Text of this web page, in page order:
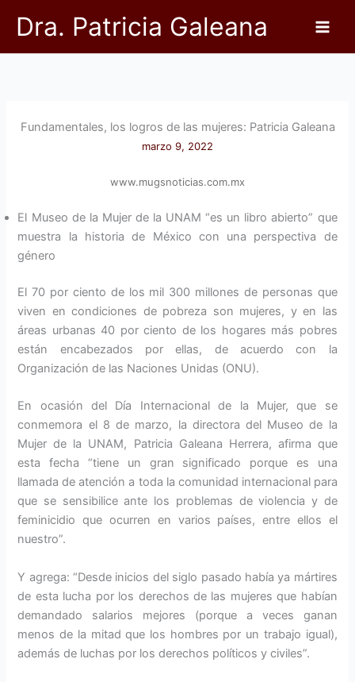
Dra. Patricia Galeana
Fundamentales, los logros de las mujeres: Patricia Galeana
marzo 9, 2022
www.mugsnoticias.com.mx
El Museo de la Mujer de la UNAM “es un libro abierto” que
muestra la historia de México con una perspectiva de
género
El 70 por ciento de los mil 300 millones de personas que
viven en condiciones de pobreza son mujeres, y en las
áreas urbanas 40 por ciento de los hogares más pobres
están encabezados por ellas, de acuerdo con la
Organización de las Naciones Unidas (ONU).
En ocasión del Día Internacional de la Mujer, que se
conmemora el 8 de marzo, la directora del Museo de la
Mujer de la UNAM, Patricia Galeana Herrera, afirma que
esta fecha “tiene un gran significado porque es una
llamada de atención a toda la comunidad internacional para
que se sensibilice ante los problemas de violencia y de
feminicidio que ocurren en varios países, entre ellos el
nuestro”.
Y agrega: “Desde inicios del siglo pasado había ya mártires
de esta lucha por los derechos de las mujeres que habían
demandado salarios mejores (porque a veces ganan
menos de la mitad que los hombres por un trabajo igual),
además de luchas por los derechos políticos y civiles”.